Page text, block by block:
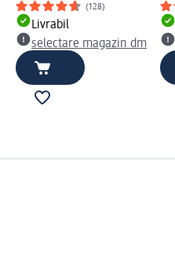
(128)
Livrabil
selectare magazin dm